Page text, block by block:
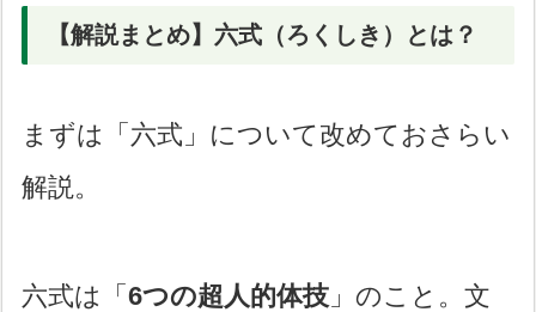
【解説まとめ】六式（ろくしき）とは？
まずは「六式」について改めておさらい
解説。
六式は「6つの超人的体技 」のこと。文